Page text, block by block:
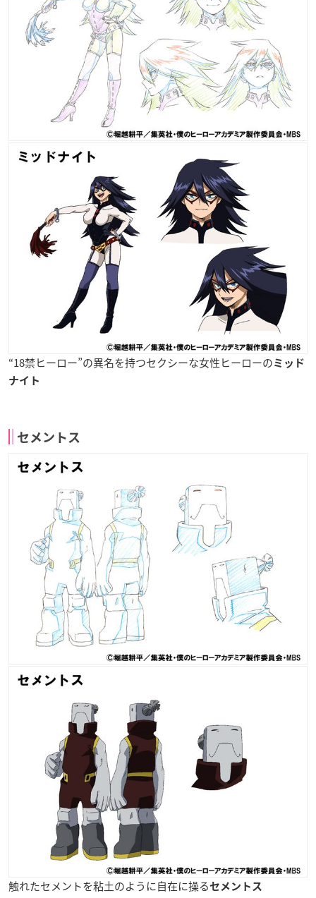
“18禁ヒーロー”の異名を持つセクシーな女性ヒーローの ミッド
ナイト
セメントス
触れたセメントを粘土のように自在に操るセメントス